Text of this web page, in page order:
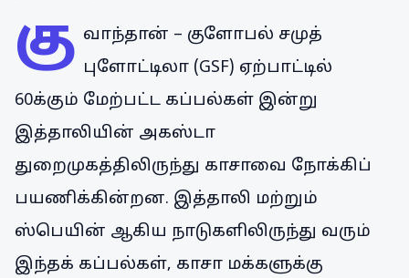
கு வாந்தான் – குளோபல் சமுத்
புளோட்டிலா (GSF) ஏற்பாட்டில்
60க்கும் மேற்பட்ட கப்பல்கள் இன்று
இத்தாலியின் அகஸ்டா
துறைமுகத்திலிருந்து காசாவை நோக்கிப்
பயணிக்கின்றன. இத்தாலி மற்றும்
ஸ்பெயின் ஆகிய நாடுகளிலிருந்து வரும்
இந்தக் கப்பல்கள், காசா மக்களுக்கு